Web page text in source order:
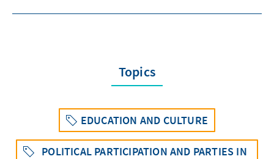
Topics
EDUCATION AND CULTURE
POLITICAL PARTICIPATION AND PARTIES IN